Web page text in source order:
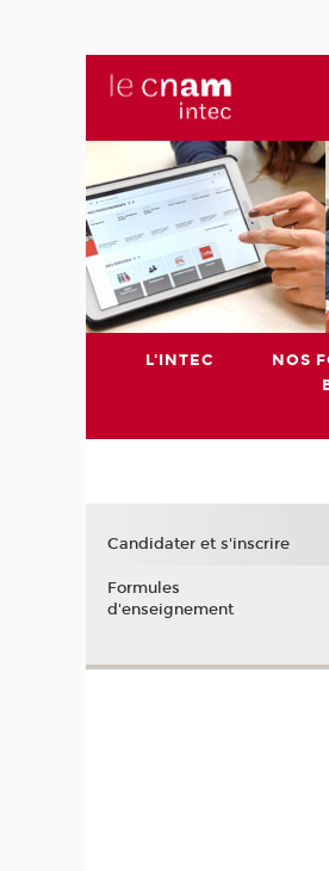
L'INTEC
NOS
Candidater et s'inscrire
Formules
d'enseignement